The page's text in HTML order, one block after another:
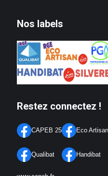
Nos labels
Restez connectez !
CAPEB 25
Qualibat
Eco Artisan
Handibat